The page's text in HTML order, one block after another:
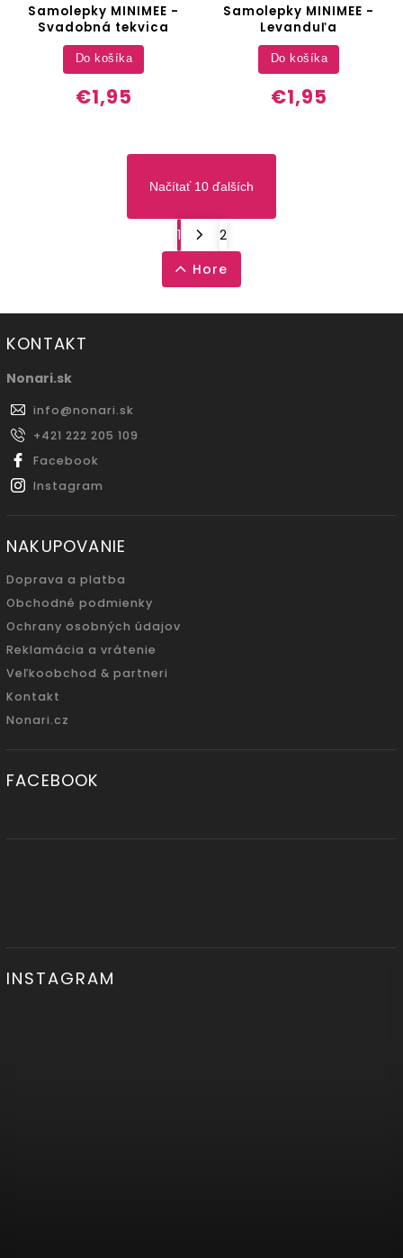
Samolepky MINIMEE -
Svadobná tekvica
€1,95
Do košíka
Samolepky MINIMEE -
Levanduľa
€1,95
Do košíka
Načítať 10 ďalších
1
2
Hore
KONTAKT
Nonari.sk
info@nonari.sk
+421 222 205 109
Facebook
Instagram
NAKUPOVANIE
Doprava a platba
Obchodné podmienky
Ochrany osobných údajov
Reklamácia a vrátenie
Veľkoobchod & partneri
Kontakt
Nonari.cz
FACEBOOK
INSTAGRAM